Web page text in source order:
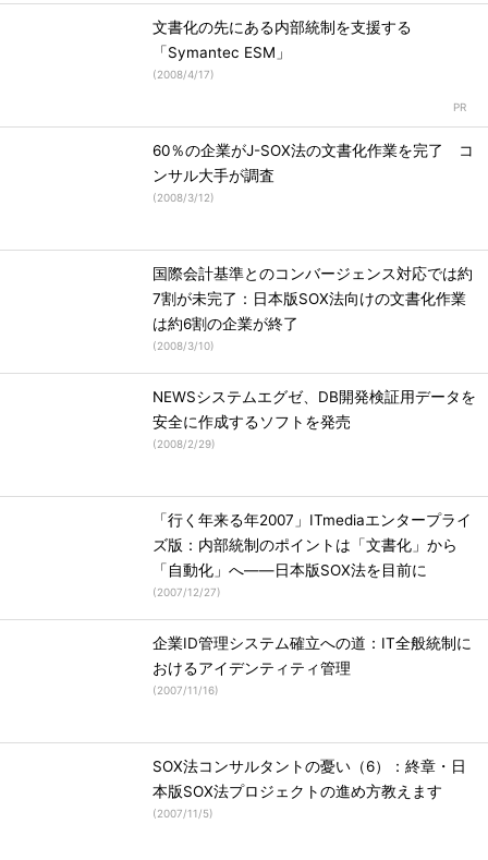
文書化の先にある内部統制を支援する
「Symantec ESM」
(2008/4/17)
60％の企業がJ-SOX法の文書化作業を完了 コ
ンサル大手が調査
(2008/3/12)
国際会計基準とのコンバージェンス対応では約
7割が未完了：日本版SOX法向けの文書化作業
は約6割の企業が終了
(2008/3/10)
NEWSシステムエグゼ、DB開発検証用データを
安全に作成するソフトを発売
(2008/2/29)
「行く年来る年2007」ITmediaエンタープライ
ズ版：内部統制のポイントは「文書化」から
「自動化」へ――日本版SOX法を目前に
(2007/12/27)
企業ID管理システム確立への道：IT全般統制に
おけるアイデンティティ管理
(2007/11/16)
SOX法コンサルタントの憂い（6）：終章・日
本版SOX法プロジェクトの進め方教えます
(2007/11/5)